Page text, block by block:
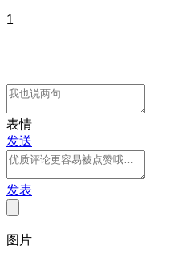
1
表情
发送
发表
图片